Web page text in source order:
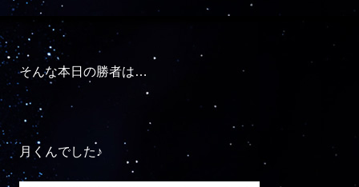
そんな本日の勝者は…
月くんでした♪